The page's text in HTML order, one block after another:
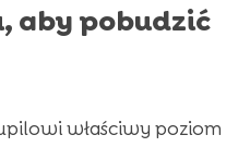
aby pobudzić
właściwy poziom